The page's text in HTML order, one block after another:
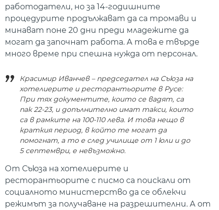
работодатели, но за 14-годишните
процедурите продължават да са тромави и
минават поне 20 дни преди младежите да
могат да започнат работа. А това е твърде
много време при спешна нужда от персонал.
Красимир Иванчев – председател на Съюза на
хотелиерите и ресторантьорите в Русе:
При тях документите, които се вадят, са
пак 22-23, и допълнително имат такси, които
са в рамките на 100-110 левa. И това нещо в
краткия период, в който те могат да
помогнат, а то е след училище от 1 юли и до
5 септември, е невъзможно.
От Съюза на хотелиерите и
ресторантьорите с писмо са поискали от
социалното министерство да се облекчи
режимът за получаване на разрешителни. А от